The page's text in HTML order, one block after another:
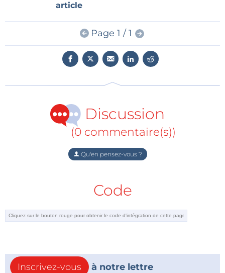
article
Page 1 / 1
Discussion
(0 commentaire(s))
Qu'en pensez-vous ?
Code
Inscrivez-vous
à notre lettre